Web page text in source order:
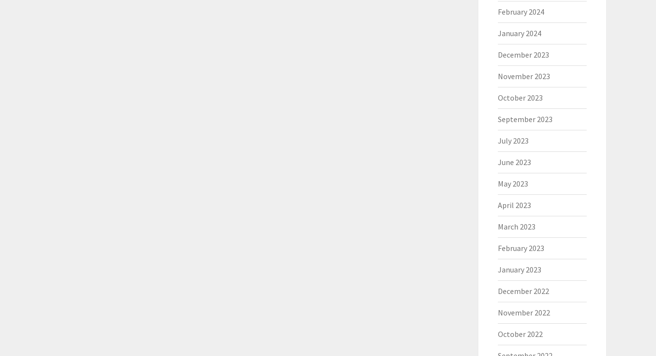
February 2024
January 2024
December 2023
November 2023
October 2023
September 2023
July 2023
June 2023
May 2023
April 2023
March 2023
February 2023
January 2023
December 2022
November 2022
October 2022